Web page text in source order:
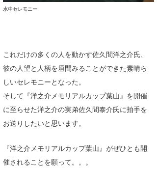
水中セレモニー
これだけの多くの人を動かす佐久間洋之介氏、
彼の人望と人柄を垣間みることができた素晴ら
しいセレモニーとなった。
そして『洋之介メモリアルカップ葉山』を開催
に至らせた洋之介の実弟佐久間泰介氏に拍手を
お送りしたいと思います。
『洋之介メモリアルカップ葉山』がぜひとも開
催されることを願って。。。